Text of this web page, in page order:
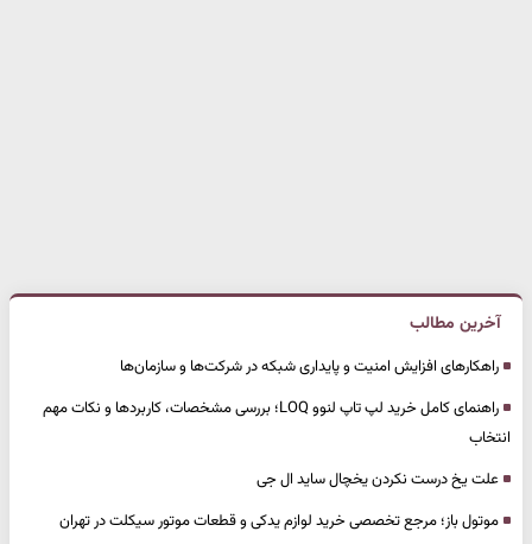
آخرین مطالب
راهکارهای افزایش امنیت و پایداری شبکه در شرکت‌ها و سازمان‌ها
راهنمای کامل خرید لپ تاپ لنوو LOQ؛ بررسی مشخصات، کاربردها و نکات مهم
انتخاب
علت یخ درست نکردن یخچال ساید ال جی
موتول باز؛ مرجع تخصصی خرید لوازم یدکی و قطعات موتور سیکلت در تهران